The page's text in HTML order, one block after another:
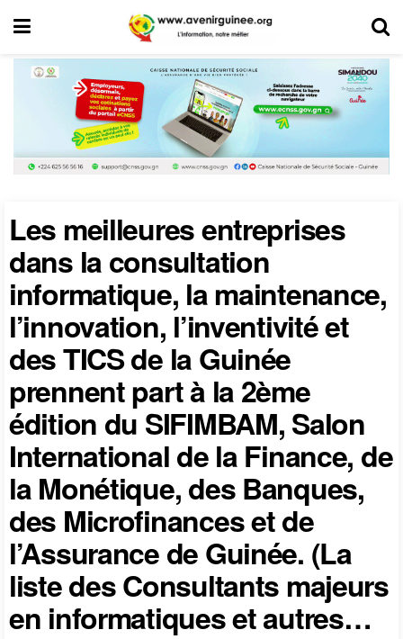
Les meilleures entreprises
dans la consultation
informatique, la maintenance,
l’innovation, l’inventivité et
des TICS de la Guinée
prennent part à la 2ème
édition du SIFIMBAM, Salon
International de la Finance, de
la Monétique, des Banques,
des Microfinances et de
l’Assurance de Guinée. (La
liste des Consultants majeurs
en informatiques et autres…